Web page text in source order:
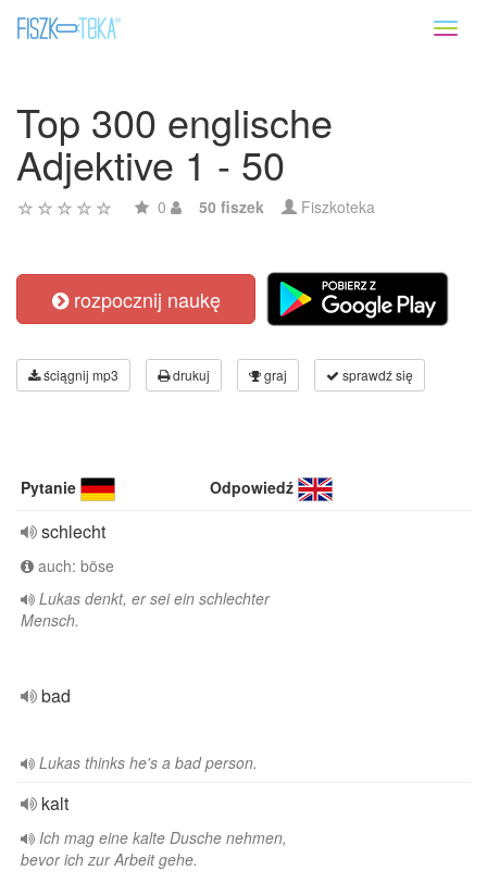
Top 300 englische
Adjektive 1 - 50
0 50 fiszek Fiszkoteka
rozpocznij naukę
ściągnij mp3 drukuj graj sprawdź się
Pytanie Odpowiedź
schlecht
auch: böse
Lukas denkt, er sei ein schlechter
Mensch.
bad
Lukas thinks he's a bad person.
kalt
Ich mag eine kalte Dusche nehmen,
bevor ich zur Arbeit gehe.